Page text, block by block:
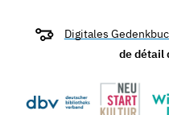
Digitales
de détail